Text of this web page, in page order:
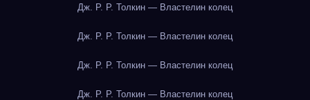
Дж. Р. Р. Толкин — Властелин колец
Дж. Р. Р. Толкин — Властелин колец
Дж. Р. Р. Толкин — Властелин колец
Дж. Р. Р. Толкин — Властелин колец